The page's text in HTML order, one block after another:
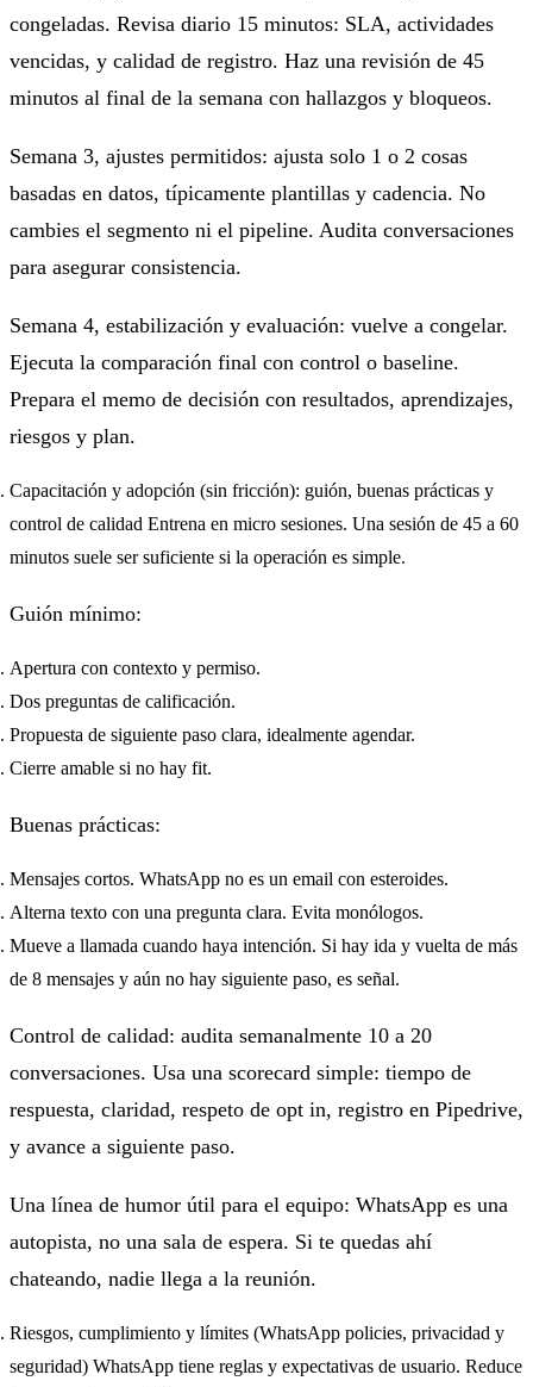
congeladas. Revisa diario 15 minutos: SLA, actividades
vencidas, y calidad de registro. Haz una revisión de 45
minutos al final de la semana con hallazgos y bloqueos.
Semana 3, ajustes permitidos: ajusta solo 1 o 2 cosas
basadas en datos, típicamente plantillas y cadencia. No
cambies el segmento ni el pipeline. Audita conversaciones
para asegurar consistencia.
Semana 4, estabilización y evaluación: vuelve a congelar.
Ejecuta la comparación final con control o baseline.
Prepara el memo de decisión con resultados, aprendizajes,
riesgos y plan.
Capacitación y adopción (sin fricción): guión, buenas prácticas y
control de calidad Entrena en micro sesiones. Una sesión de 45 a 60
minutos suele ser suficiente si la operación es simple.
Guión mínimo:
Apertura con contexto y permiso.
Dos preguntas de calificación.
Propuesta de siguiente paso clara, idealmente agendar.
Cierre amable si no hay fit.
Buenas prácticas:
Mensajes cortos. WhatsApp no es un email con esteroides.
Alterna texto con una pregunta clara. Evita monólogos.
Mueve a llamada cuando haya intención. Si hay ida y vuelta de más
de 8 mensajes y aún no hay siguiente paso, es señal.
Control de calidad: audita semanalmente 10 a 20
conversaciones. Usa una scorecard simple: tiempo de
respuesta, claridad, respeto de opt in, registro en Pipedrive,
y avance a siguiente paso.
Una línea de humor útil para el equipo: WhatsApp es una
autopista, no una sala de espera. Si te quedas ahí
chateando, nadie llega a la reunión.
Riesgos, cumplimiento y límites (WhatsApp policies, privacidad y
seguridad) WhatsApp tiene reglas y expectativas de usuario. Reduce